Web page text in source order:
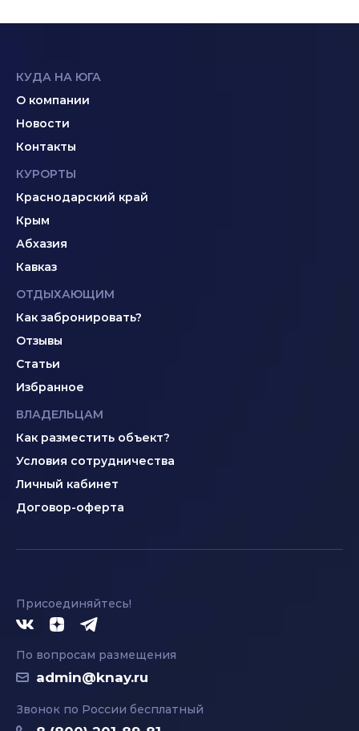
КУДА НА ЮГА
О компании
Новости
Контакты
КУРОРТЫ
Краснодарский край
Крым
Абхазия
Кавказ
ОТДЫХАЮЩИМ
Как забронировать?
Отзывы
Статьи
Избранное
ВЛАДЕЛЬЦАМ
Как разместить объект?
Условия сотрудничества
Личный кабинет
Договор-оферта
Присоединяйтесь!
По вопросам размещения
admin@knay.ru
Звонок по России бесплатный